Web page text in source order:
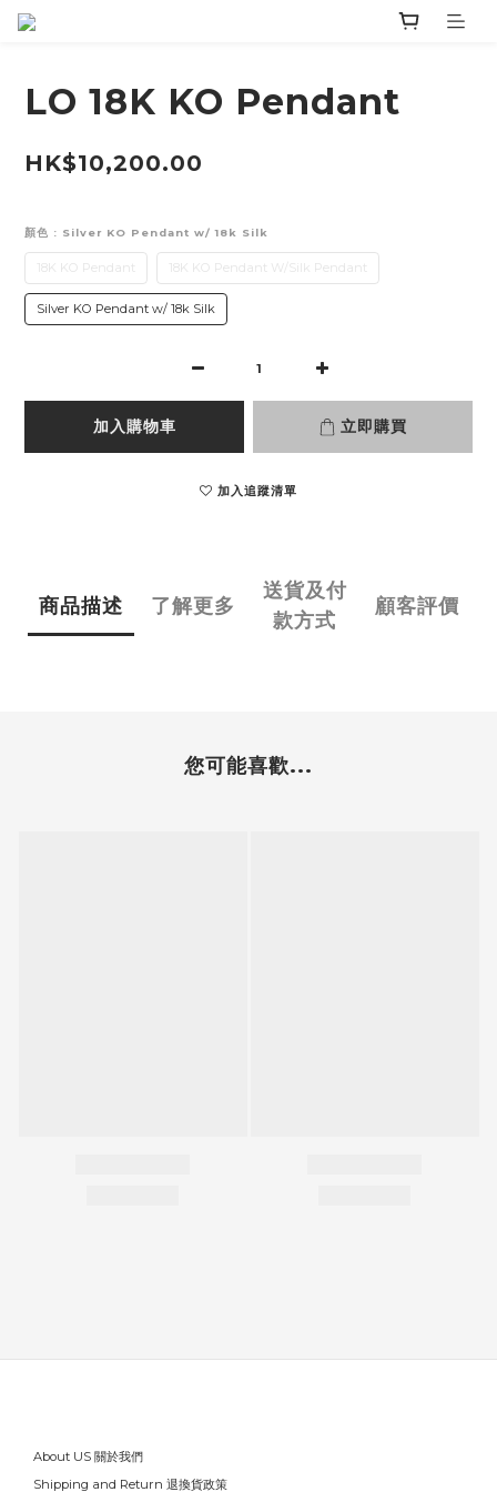
LO 18K KO Pendant
HK$10,200.00
顏色 : Silver KO Pendant w/ 18k Silk
18K KO Pendant 18K KO Pendant W/Silk Pendant
Silver KO Pendant w/ 18k Silk
加入購物車 立即購買
加入追蹤清單
商品描述 了解更多
送貨及付
款方式
顧客評價
您可能喜歡...
About US 關於我們
Shipping and Return 退換貨政策